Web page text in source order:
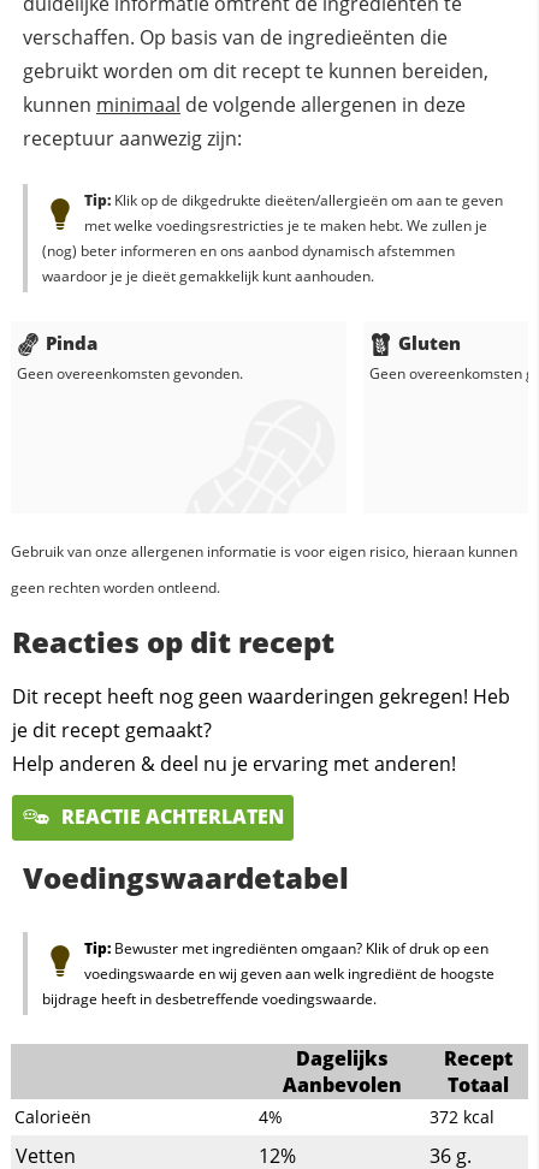
verschaffen. Op basis van de ingredieënten die
gebruikt worden om dit recept te kunnen bereiden,
kunnen minimaal de volgende allergenen in deze
receptuur aanwezig zijn:
Tip:Klik op de dikgedrukte dieëten/allergieën om aan te geven
met welke voedingsrestricties je te maken hebt. We zullen je
(nog) beter informeren en ons aanbod dynamisch afstemmen
waardoor je je dieët gemakkelijk kunt aanhouden.
Pinda
Geen overeenkomsten gevonden.
Gluten
Geen overeenkomsten
Gebruik van onze allergenen informatie is voor eigen risico, hieraan kunnen
geen rechten worden ontleend.
Reacties op dit recept
Dit recept heeft nog geen waarderingen gekregen! Heb
je dit recept gemaakt?
Help anderen & deel nu je ervaring met anderen!
REACTIE ACHTERLATEN
Voedingswaardetabel
Tip:Bewuster met ingrediënten omgaan? Klik of druk op een
voedingswaarde en wij geven aan welk ingrediënt de hoogste
bijdrage heeft in desbetreffende voedingswaarde.
Dagelijks
Aanbevolen
Recept
Totaal
Calorieën 4% 372 kcal
Vetten 12% 36 g.